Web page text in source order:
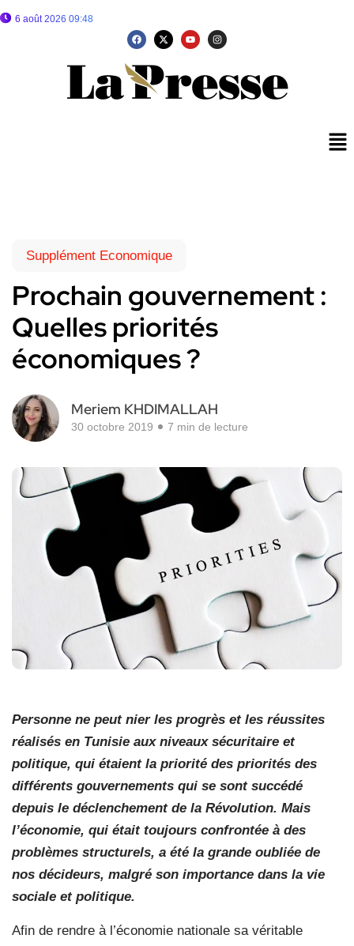
6 août 2026 09:48
Supplément Economique
Prochain gouvernement :
Quelles priorités
économiques ?
Meriem KHDIMALLAH
30 octobre 2019 7 min de lecture
Personne ne peut nier les progrès et les réussites
réalisés en Tunisie aux niveaux sécuritaire et
politique, qui étaient la priorité des priorités des
différents gouvernements qui se sont succédé
depuis le déclenchement de la Révolution. Mais
l’économie, qui était toujours confrontée à des
problèmes structurels, a été la grande oubliée de
nos décideurs, malgré son importance dans la vie
sociale et politique.
Afin de rendre à l’économie nationale sa véritable